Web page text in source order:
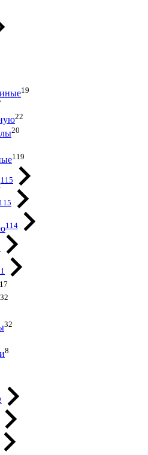
19
22
20
119
115
115
114
17
32
32
8